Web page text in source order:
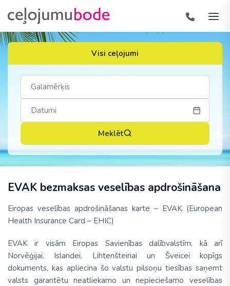
Visi ceļojumi
Meklēt
EVAK bezmaksas veselības apdrošināšana
Eiropas veselības apdrošināšanas karte – EVAK (European
Health Insurance Card – EHIC)
EVAK ir visām Eiropas Savienības dalībvalstīm, kā arī
Norvēģijai, Islandei, Lihtenšteinai un Šveicei kopīgs
dokuments, kas apliecina šo valstu pilsoņu tiesības saņemt
valsts garantētu neatliekamo un nepieciešamo veselības